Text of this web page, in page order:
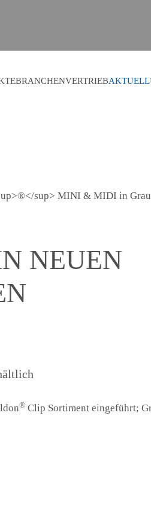
BRANCHENVERTRIEBAKTUELL
NEUEN
® Clip Sortiment eingeführt;